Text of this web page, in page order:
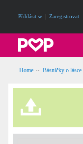
Přihlásit se Zaregistrovat
Home ~ Básničky o lásce